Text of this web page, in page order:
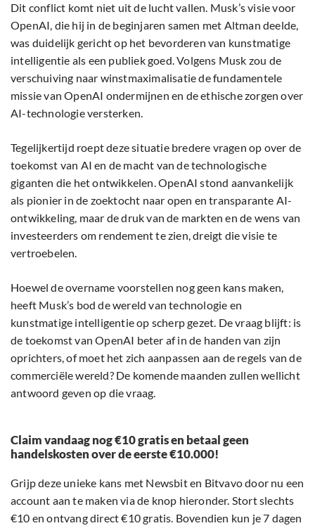
Dit conflict komt niet uit de lucht vallen. Musk’s visie voor
OpenAI, die hij in de beginjaren samen met Altman deelde,
was duidelijk gericht op het bevorderen van kunstmatige
intelligentie als een publiek goed. Volgens Musk zou de
verschuiving naar winstmaximalisatie de fundamentele
missie van OpenAI ondermijnen en de ethische zorgen over
AI-technologie versterken.
Tegelijkertijd roept deze situatie bredere vragen op over de
toekomst van AI en de macht van de technologische
giganten die het ontwikkelen. OpenAI stond aanvankelijk
als pionier in de zoektocht naar open en transparante AI-
ontwikkeling, maar de druk van de markten en de wens van
investeerders om rendement te zien, dreigt die visie te
vertroebelen.
Hoewel de overname voorstellen nog geen kans maken,
heeft Musk’s bod de wereld van technologie en
kunstmatige intelligentie op scherp gezet. De vraag blijft: is
de toekomst van OpenAI beter af in de handen van zijn
oprichters, of moet het zich aanpassen aan de regels van de
commerciële wereld? De komende maanden zullen wellicht
antwoord geven op die vraag.
Claim vandaag nog €10 gratis en betaal geen
handelskosten over de eerste €10.000!
Grijp deze unieke kans met Newsbit en Bitvavo door nu een
account aan te maken via de knop hieronder. Stort slechts
€10 en ontvang direct €10 gratis. Bovendien kun je 7 dagen